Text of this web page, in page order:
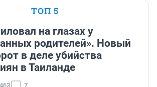
ТОП 5
на глазах у
родителей». Новый
в деле убийства
в Таиланде
7